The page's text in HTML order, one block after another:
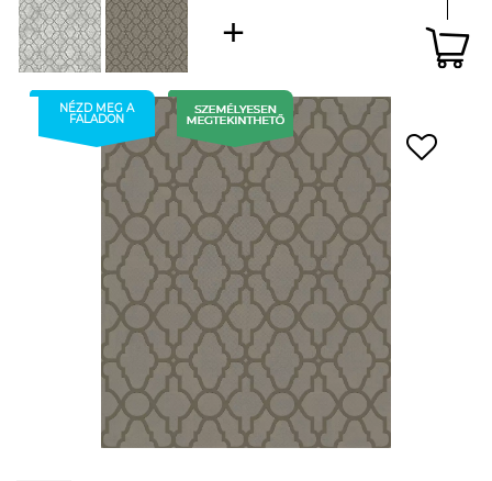
NÉZD MEG A
FALADON